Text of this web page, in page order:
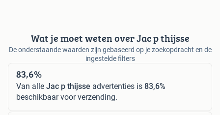
Wat je moet weten over Jac p thijsse
De onderstaande waarden zijn gebaseerd op je zoekopdracht en de
ingestelde filters
83,6%
Van alle Jac p thijsse advertenties is 83,6%
beschikbaar voor verzending.